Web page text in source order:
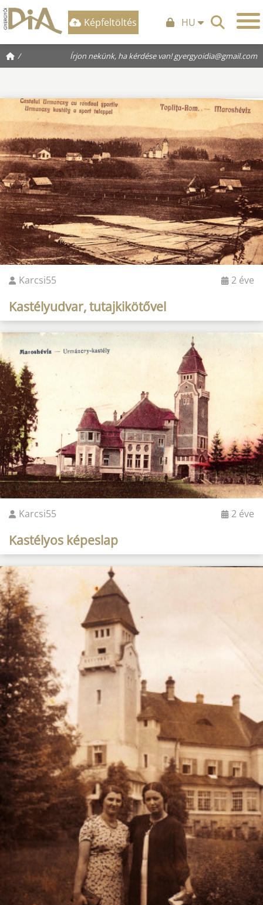
Képfeltöltés HU
/ Írjon nekünk, ha kérdése van!gyergyoidia@gmail.com
Karcsi55 2 éve
Kastélyudvar, tutajkikötővel
Karcsi55 2 éve
Kastélyos képeslap